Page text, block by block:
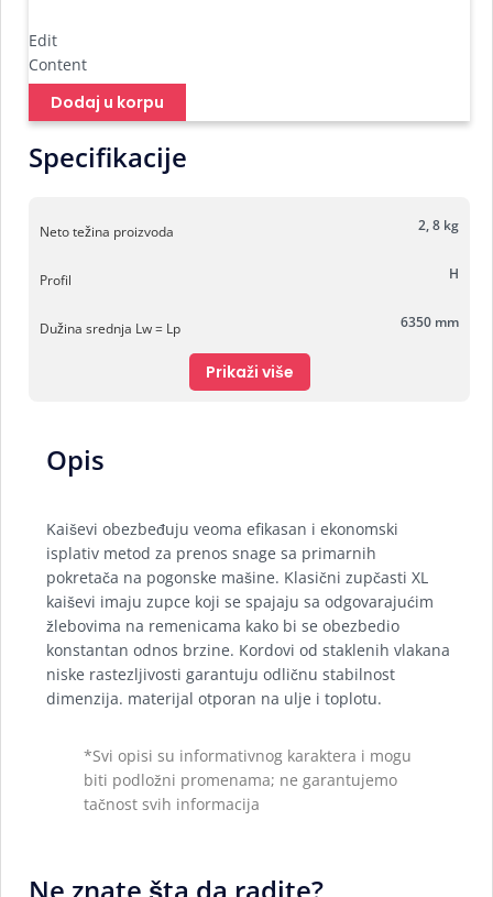
Edit
Content
Dodaj u korpu
Specifikacije
Neto težina proizvoda 2, 8 kg
Profil H
Dužina srednja Lw = Lp 6350 mm
Prikaži više
Opis
Kaiševi obezbeđuju veoma efikasan i ekonomski
isplativ metod za prenos snage sa primarnih
pokretača na pogonske mašine. Klasični zupčasti XL
kaiševi imaju zupce koji se spajaju sa odgovarajućim
žlebovima na remenicama kako bi se obezbedio
konstantan odnos brzine. Kordovi od staklenih vlakana
niske rastezljivosti garantuju odličnu stabilnost
dimenzija. materijal otporan na ulje i toplotu.
*Svi opisi su informativnog karaktera i mogu
biti podložni promenama; ne garantujemo
tačnost svih informacija
Ne znate šta da radite?